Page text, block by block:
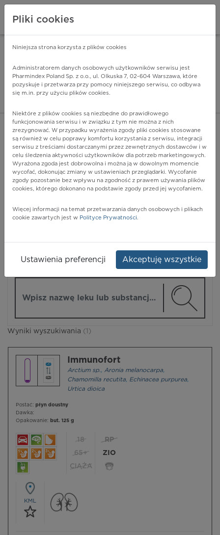
Pharmindex - lider
ZALOGUJ SIĘ
POKAŻ FILTRY
Pharmindex
Wyniki wyszukiwania (1)
Immunofort
Arctium sp. , Aronia melanocarpa,
Chamomilla recutita, Echinacea purpurea,
Urtica dioica
Postać: płyn doustny
Dawka:
Opakowanie: but. 125 g
18
65+
CIĄŻA
RP
ZIO
KML
Pliki cookies
Niniejsza strona korzysta z plików cookies
Administratorem danych osobowych użytkowników serwisu jest
Pharmindex Poland Sp. z o.o., ul. Olkuska 7, 02-604 Warszawa, które
pozyskuje i przetwarza przy pomocy niniejszego serwisu, co odbywa
się m.in. przy użyciu plików cookies.
Niektóre z plików cookies są niezbędne do prawidłowego
funkcjonowania serwisu i w związku z tym nie można z nich
zrezygnować. W przypadku wyrażenia zgody pliki cookies stosowane
są również w celu poprawy komfortu korzystania z serwisu, integracji
serwisu z treściami dostarczanymi przez zewnętrznych dostawców i w
celu śledzenia aktywności użytkowników dla potrzeb marketingowych.
Wyrażona zgoda jest dobrowolna i można ją w dowolnym momencie
wycofać, dokonując zmiany w ustawieniach przeglądarki. Wycofanie
zgody pozostanie bez wpływu na zgodność z prawem używania plików
cookies, którego dokonano na podstawie zgody przed jej wycofaniem.
Więcej informacji na temat przetwarzania danych osobowych i plikach
cookie zawartych jest w Polityce Prywatności.
Ustawienia preferencji Akceptuję wszystkie
ZA DARMO - w Google Play INSTALUJ